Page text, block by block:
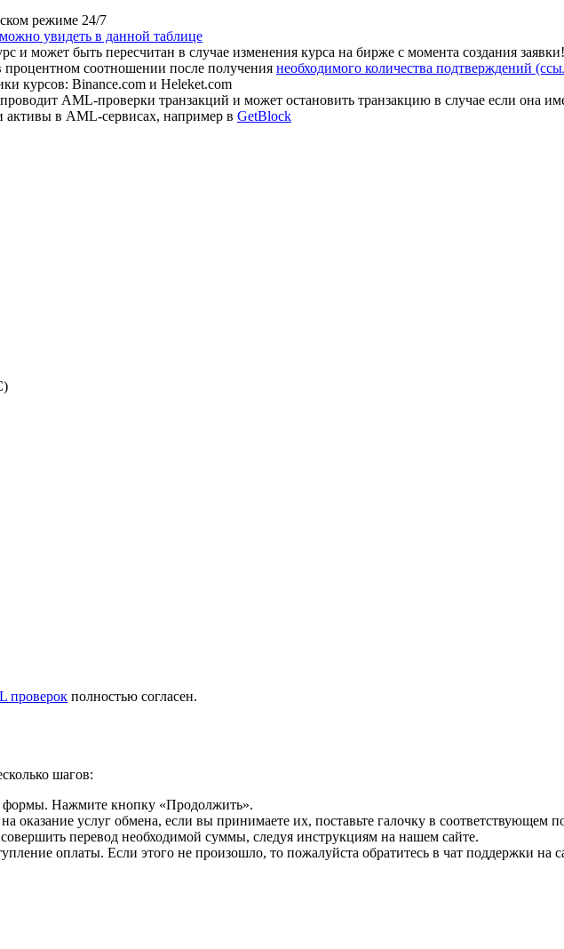
режиме 24/7
можно увидеть в данной таблице
и может быть пересчитан в случае изменения курса на бирже с момента создания
процентном соотношении после получения необходимого количества подтверждений
курсов: Binance.com и Heleket.com
AML-проверки транзакций и может остановить транзакцию в случае если она
активы в AML-сервисах, например в GetBlock
проверок полностью согласен.
шагов:
формы. Нажмите кнопку «Продолжить».
оказание услуг обмена, если вы принимаете их, поставьте галочку в соответствующем
перевод необходимой суммы, следуя инструкциям на нашем сайте.
оплаты. Если этого не произошло, то пожалуйста обратитесь в чат поддержки на